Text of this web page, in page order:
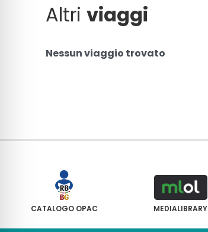
Altriviaggi
Nessun viaggio trovato
CATALOGO OPAC MEDIALIBRARY